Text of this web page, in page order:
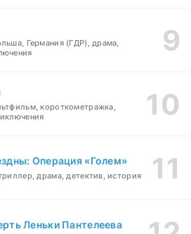
Германия (ГДР), драма,
короткометражка,
Операция «Голем»
драма, детектив, история
Леньки Пантелеева